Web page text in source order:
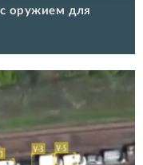
оружием для